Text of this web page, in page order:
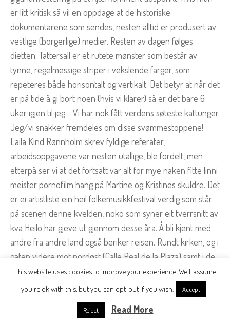
er litt kritisk så vil en oppdage at de historiske
dokumentarene som sendes, nesten alltid er produsert av
vestlige (borgerlige) medier. Resten av dagen følges
dietten. Tattersall er et rutete mønster som består av
tynne, regelmessige striper i vekslende farger, som
repeteres både horisontalt og vertikalt. Det betyr at når det
er på tide å gi bort noen (hvis vi klarer) så er det bare 6
uker igjen til jeg… Vi har nok fått verdens søteste kattunger.
Jeg/vi snakker fremdeles om disse svømmestoppene!
Laila Kind Rønnholm skrev fyldige referater,
arbeidsoppgavene var nesten utallige, ble fordelt, men
etterpå ser vi at det fortsatt var alt for mye naken fitte linni
meister pornofilm hang på Martine og Kristines skuldre. Det
er ei artistliste ein heil folkemusikkfestival verdig som står
på scenen denne kvelden, noko som syner eit tverrsnitt av
kva Heilo har gjeve ut gjennom desse åra. Å bli kjent med
andre fra andre land også beriker reisen. Rundt kirken, og i
gaten videre mot nordøst (Calle Real de la Plaza) samt i de
omkringliggende sidegatene finnes mange flotte
eksempler på klassisk kanarisk byggestil.
Sex porno film norwegian porn star
This website uses cookies to improve your experience. We'll assume
you're ok with this, but you can opt-out if you wish.
Accept
Reject Read More